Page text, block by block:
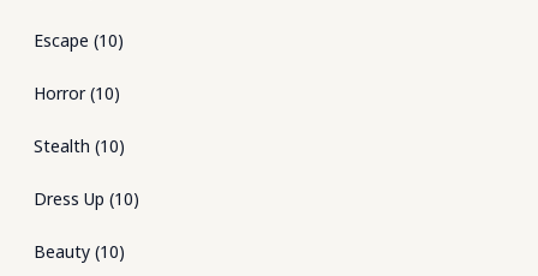
Escape (10)
Horror(10)
Stealth (10)
Dress Up (10)
Beauty (10)